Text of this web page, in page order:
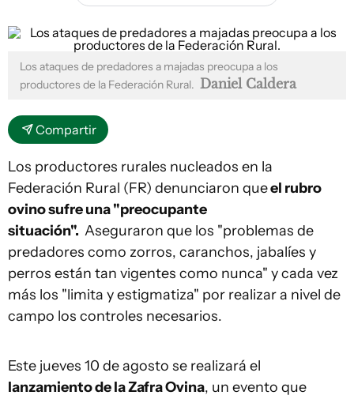
Los ataques de predadores a majadas preocupa a los
productores de la Federación Rural. Daniel Caldera
Compartir
Los productores rurales nucleados en la
Federación Rural (FR) denunciaron queel rubro
ovino sufre una "preocupante
situación". Aseguraron que los "problemas de
predadores como zorros, caranchos, jabalíes y
perros están tan vigentes como nunca" y cada vez
más los "limita y estigmatiza" por realizar a nivel de
campo los controles necesarios.
Este jueves 10 de agosto se realizará el
lanzamiento de la Zafra Ovina, un evento que